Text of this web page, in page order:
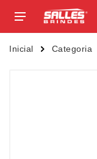
Inicial Categoria